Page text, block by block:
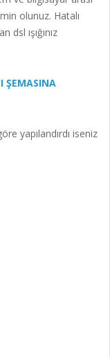
olunuz. Hatalı
ışığınız
ŞEMASINA
yapılandırdı iseniz